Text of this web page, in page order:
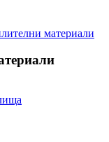
материали